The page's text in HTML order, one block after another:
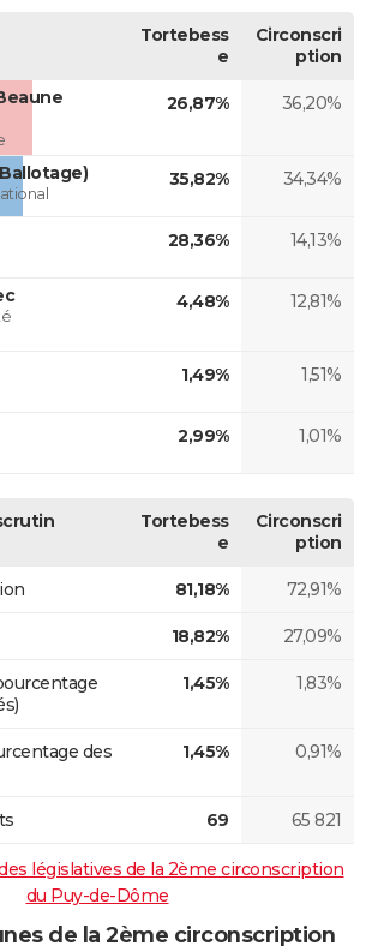
Tortebess
e
Circonscri
ption
26,87% 36,20%
35,82% 34,34%
28,36% 14,13%
4,48% 12,81%
1,49% 1,51%
2,99% 1,01%
Tortebess
e
Circonscri
ption
81,18% 72,91%
18,82% 27,09%
1,45% 1,83%
des
1,45% 0,91%
69 65 821
législatives de la 2ème circonscription
du Puy-de-Dôme
de la 2ème circonscription